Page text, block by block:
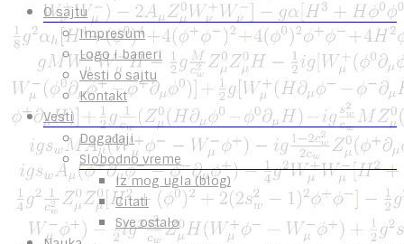
O sajtu
Impresum
Logo i baneri
Vesti o sajtu
Kontakt
Vesti
Događaji
Slobodno vreme
Iz mog ugla (blog)
Citati
Sve ostalo